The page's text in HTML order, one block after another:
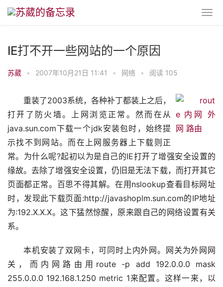
IE打不开一些网站的一个原因
苏葳 • 2007年10月21日 11:41 • 网络 • 阅读 105
重装了2003系统，各种补丁都装上之后，
打开了防火墙。上网浏览正常。然而在从
java.sun.com下载一个jdk安装包时，始终提
示找不到网站。而在上网服务器上下载则正
常。为什么呢?起初以为是自己的IE打开了增强安全设置的
缘故。去除了增强安全设置，仍旧是无法下载，而打开其它
页面都正常。百思不得其解。在用nslookup查看目标网址
时，发现此下载页面:http://javashoplm.sun.com的IP地址
为:192.X.X.X。这下猛然惊醒，原来跟自己的网络设置有关
系。
本机安装了双网卡，可同时上内外网。网关为外网网
关，而内网路由用route -p add 192.0.0.0 mask
255.0.0.0 192.168.1.250 metric 1来配置。这样一来，以